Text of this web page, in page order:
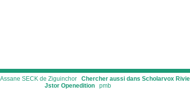
SECK de Ziguinchor Chercher aussi dans Scholarvox
Jstor Openedition pmb